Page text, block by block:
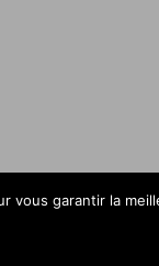
vous garantir la